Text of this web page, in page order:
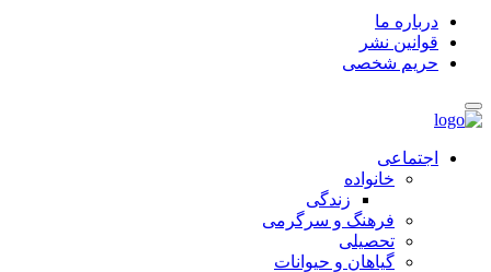
درباره ما
قوانین نشر
حریم شخصی
اجتماعی
خانواده
زندگی
فرهنگ و سرگرمی
تحصیلی
گیاهان و حیوانات